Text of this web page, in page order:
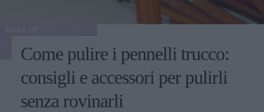
Come pulire i pennelli trucco:
consigli e accessori per pulirli
senza rovinarli